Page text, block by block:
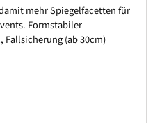
mehr Spiegelfacetten für
Formstabiler
Fallsicherung (ab 30cm)